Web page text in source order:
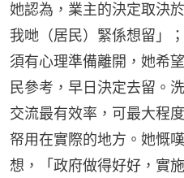
她認為，業主的決定取決
我哋（居民）緊係想留」
須有心理準備離開，她希
民參考，早日決定去留。
交流最有效率，可最大程
帑用在實際的地方。她慨
想，「政府做得好好，實